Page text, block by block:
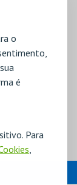
o
é
Para
,